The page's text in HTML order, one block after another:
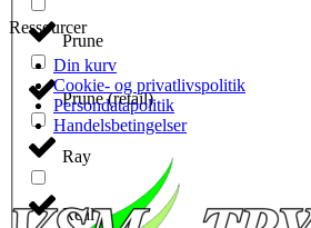
Prune
Prune (retail)
Ray
Real
Ressourcer
Din kurv
Cookie- og privatlivspolitik
Persondatapolitik
Handelsbetingelser